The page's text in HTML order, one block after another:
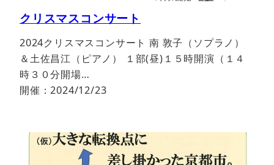
クリスマスコンサート
2024クリスマスコンサート 南 敦子（ソプラノ）
＆土佐昌江（ピアノ） １部(昼)１５時開演（１４
時３０分開場…
開催：2024/12/23